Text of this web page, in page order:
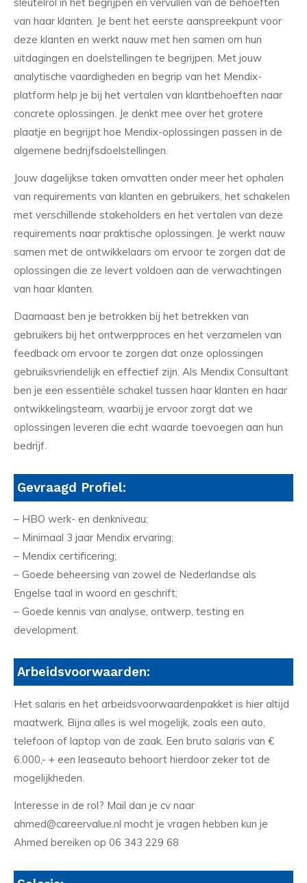
van haar klanten. Je bent het eerste aanspreekpunt voor
deze klanten en werkt nauw met hen samen om hun
uitdagingen en doelstellingen te begrijpen. Met jouw
analytische vaardigheden en begrip van het Mendix-
platform help je bij het vertalen van klantbehoeften naar
concrete oplossingen. Je denkt mee over het grotere
plaatje en begrijpt hoe Mendix-oplossingen passen in de
algemene bedrijfsdoelstellingen.
Jouw dagelijkse taken omvatten onder meer het ophalen
van requirements van klanten en gebruikers, het schakelen
met verschillende stakeholders en het vertalen van deze
requirements naar praktische oplossingen. Je werkt nauw
samen met de ontwikkelaars om ervoor te zorgen dat de
oplossingen die ze levert voldoen aan de verwachtingen
van haar klanten.
Daarnaast ben je betrokken bij het betrekken van
gebruikers bij het ontwerpproces en het verzamelen van
feedback om ervoor te zorgen dat onze oplossingen
gebruiksvriendelijk en effectief zijn. Als Mendix Consultant
ben je een essentiële schakel tussen haar klanten en haar
ontwikkelingsteam, waarbij je ervoor zorgt dat we
oplossingen leveren die echt waarde toevoegen aan hun
bedrijf.
Gevraagd Profiel:
– HBO werk- en denkniveau;
– Minimaal 3 jaar Mendix ervaring;
– Mendix certificering;
– Goede beheersing van zowel de Nederlandse als
Engelse taal in woord en geschrift;
– Goede kennis van analyse, ontwerp, testing en
development.
Arbeidsvoorwaarden:
Het salaris en het arbeidsvoorwaardenpakket is hier altijd
maatwerk. Bijna alles is wel mogelijk, zoals een auto,
telefoon of laptop van de zaak. Een bruto salaris van €
6.000,- + een leaseauto behoort hierdoor zeker tot de
mogelijkheden.
Interesse in de rol? Mail dan je cv naar
ahmed@careervalue.nl mocht je vragen hebben kun je
Ahmed bereiken op 06 343 229 68